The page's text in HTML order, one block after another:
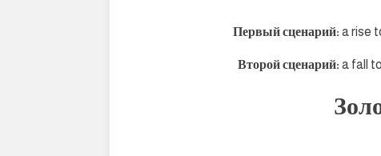
Первый сценарий: a rise
Второй сценарий: a fall